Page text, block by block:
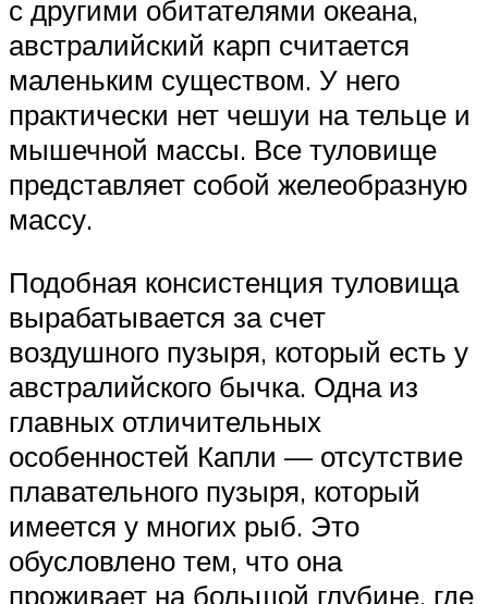
с другими обитателями океана,
австралийский карп считается
маленьким существом. У него
практически нет чешуи на тельце и
мышечной массы. Все туловище
представляет собой желеобразную
массу.
Подобная консистенция туловища
вырабатывается за счет
воздушного пузыря, который есть у
австралийского бычка. Одна из
главных отличительных
особенностей Капли — отсутствие
плавательного пузыря, который
имеется у многих рыб. Это
обусловлено тем, что она
проживает на большой глубине, где